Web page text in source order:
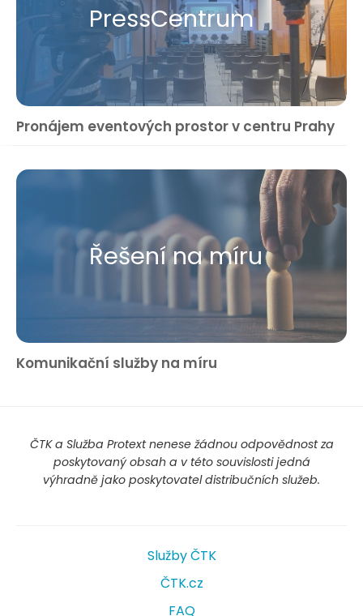
Press​Centrum
Pronájem eventových prostor v centru Prahy
Řešení na míru
Komunikační služby na míru
ČTK a Služba Protext nenese žádnou odpovědnost za
poskytovaný obsah a v této souvislosti jedná
výhradně jako poskytovatel distribučních služeb.
Služby ČTK
ČTK.cz
FAQ